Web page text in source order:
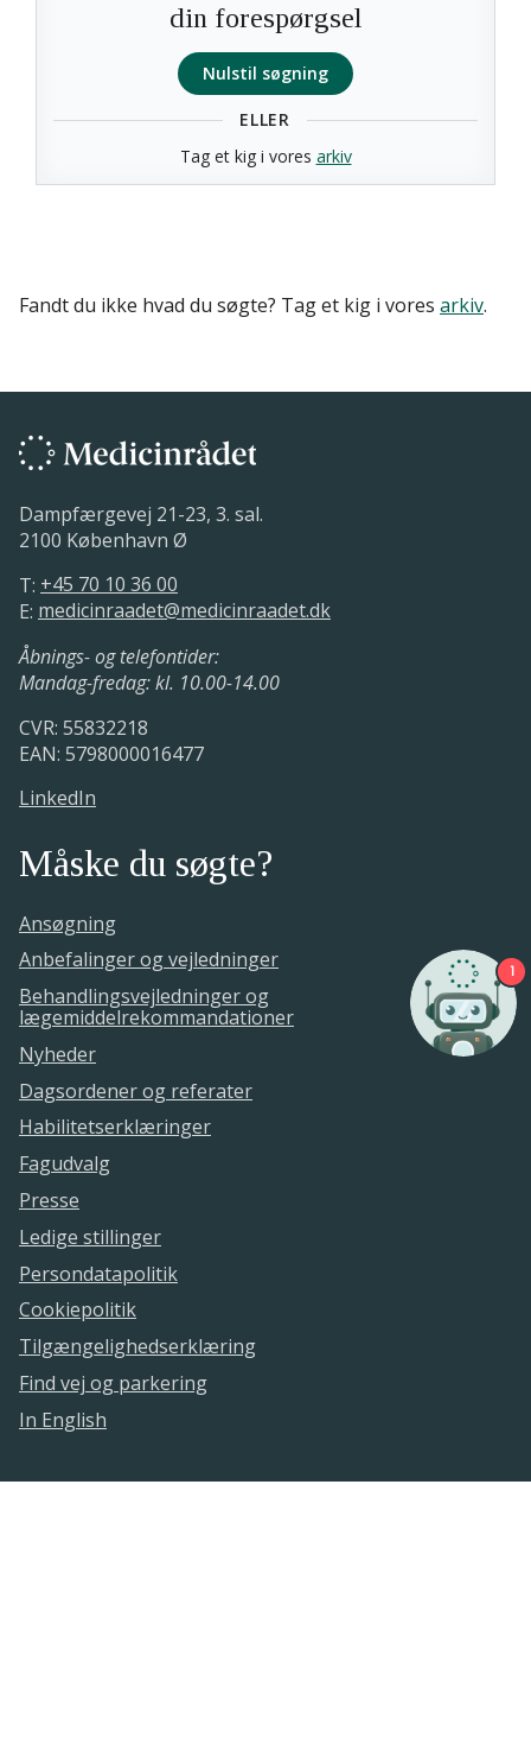
din forespørgsel
Nulstil søgning
ELLER
Tag et kig i vores arkiv
Fandt du ikke hvad du søgte? Tag et kig i vores arkiv.
Dampfærgevej 21-23, 3. sal.
2100 København Ø
T: +45 70 10 36 00
E: medicinraadet@medicinraadet.dk
Åbnings- og telefontider:
Mandag-fredag: kl. 10.00-14.00
CVR: 55832218
EAN: 5798000016477
LinkedIn
Måske du søgte?
Ansøgning
Anbefalinger og vejledninger
Behandlingsvejledninger og
lægemiddelrekommandationer
Nyheder
Dagsordener og referater
Habilitetserklæringer
Fagudvalg
Presse
Ledige stillinger
Persondatapolitik
Cookiepolitik
Tilgængelighedserklæring
Find vej og parkering
In English
1